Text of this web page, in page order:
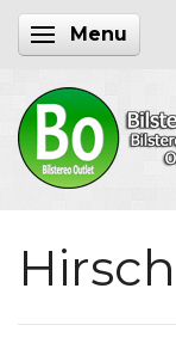
Skifte
Menu